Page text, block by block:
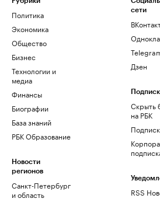
Политика
Экономика
Общество
Бизнес
Технологии и
медиа
Финансы
Биографии
База знаний
РБК Образование
Новости
регионов
Санкт-Петербург
и область
сети
Дзен
Скрыть
на РБК
RSS